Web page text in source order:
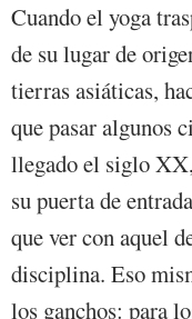
Cuando el yoga
de su lugar de
tierras asiáticas,
que pasar algunos
llegado el siglo
su puerta de
que ver con aquel
disciplina. Eso
los ganchos: para